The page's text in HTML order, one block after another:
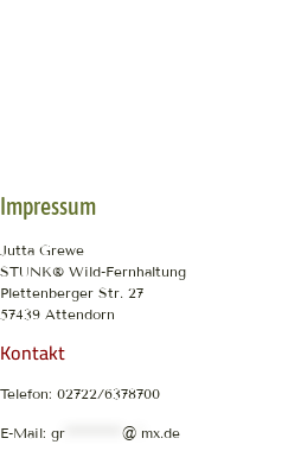
Impressum
Jutta Grewe
STUNK® Wild-Fernhaltung
Plettenberger Str. 27
57439 Attendorn
Kontakt
Telefon: 02722/6378700
E-Mail: gr @ mx.de